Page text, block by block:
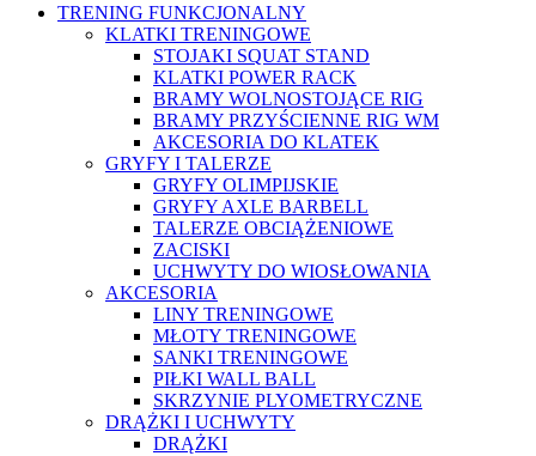
TRENING FUNKCJONALNY
KLATKI TRENINGOWE
STOJAKI SQUAT STAND
KLATKI POWER RACK
BRAMY WOLNOSTOJĄCE RIG
BRAMY PRZYŚCIENNE RIG WM
AKCESORIA DO KLATEK
GRYFY I TALERZE
GRYFY OLIMPIJSKIE
GRYFY AXLE BARBELL
TALERZE OBCIĄŻENIOWE
ZACISKI
UCHWYTY DO WIOSŁOWANIA
AKCESORIA
LINY TRENINGOWE
MŁOTY TRENINGOWE
SANKI TRENINGOWE
PIŁKI WALL BALL
SKRZYNIE PLYOMETRYCZNE
DRĄŻKI I UCHWYTY
DRĄŻKI